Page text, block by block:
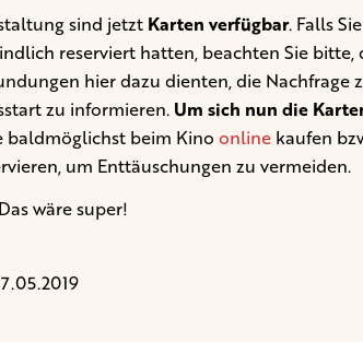
sind jetzt Karten verfügbar. Falls
reserviert hatten, beachten Sie bitte,
hier dazu dienten, die Nachfrage
zu informieren. Um sich nun die
baldmöglichst beim Kino online kaufen
um Enttäuschungen zu vermeiden.
wäre super!